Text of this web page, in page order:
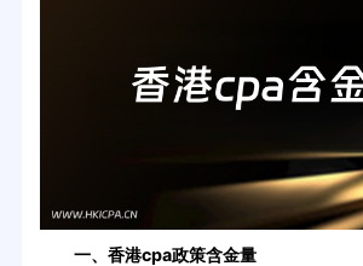
一、香港cpa政策含金量